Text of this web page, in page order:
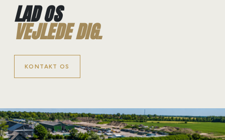
LAD OS
VEJLEDE DIG.
KONTAKT OS